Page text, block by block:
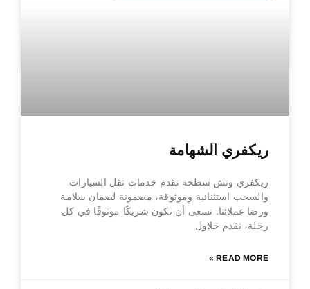
ريكفري الشهامة
ريكفري ونش سطحة نقدم خدمات نقل السيارات
والسحب استثنائية وموثوقة، مضمونة لضمان سلامة
ورضا عملائنا. نسعى أن نكون شريكًا موثوقًا في كل
رحلة، نقدم حلاول
READ MORE »